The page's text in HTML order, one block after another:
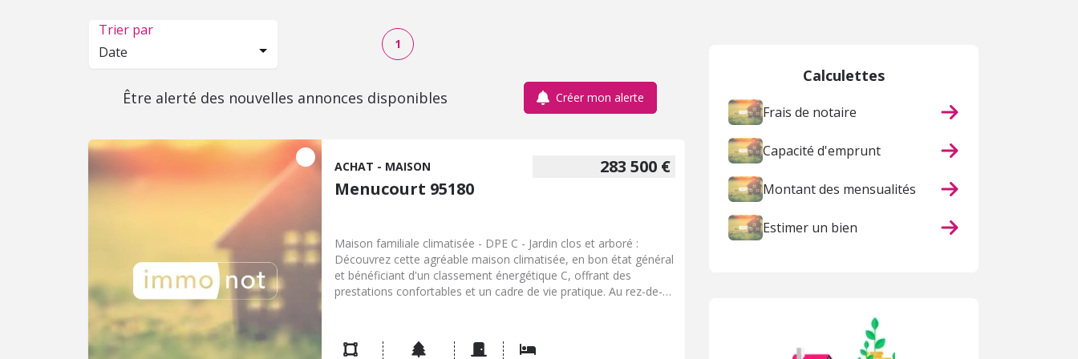
Trier par
Date
1
Être alerté des nouvelles annonces disponibles Créer mon alerte
283 500 €
ACHAT - MAISON
Menucourt 95180
Maison familiale climatisée - DPE C - Jardin clos et arboré :
Découvrez cette agréable maison climatisée, en bon état général
et bénéficiant d'un classement énergétique C, offrant des
prestations confortables et un cadre de vie pratique. Au rez-de-
salon lumineux agrémenté d'une cheminée ouverte, un WC avec
lave-mains ainsi qu'une buanderie. À l'étage, un palier dessert
Calculettes
Frais de notaire
Capacité d'emprunt
Montant des mensualités
Estimer un bien